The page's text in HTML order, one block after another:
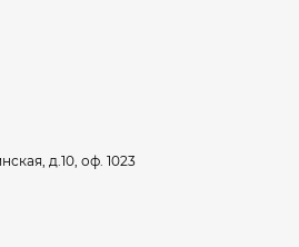
д.10, оф. 1023